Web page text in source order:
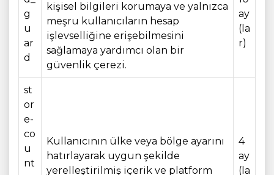
g
u
ar
d
kişisel bilgileri korumaya ve yalnızca
meşru kullanıcıların hesap
işlevselliğine erişebilmesini
sağlamaya yardımcı olan bir
güvenlik çerezi.
ay
(la
r)
st
or
e-
co
u
nt
Kullanıcının ülke veya bölge ayarını
hatırlayarak uygun şekilde
yerelleştirilmiş içerik ve platform
4
ay
(la